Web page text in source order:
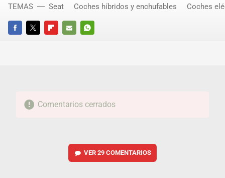
FACEBOOKTWITTERFLIPBOARD
E-
WHATSAPP
TEMAS Seat Coches híbridos y enchufables Coches
Comentarios cerrados
VER 29 COMENTARIOS